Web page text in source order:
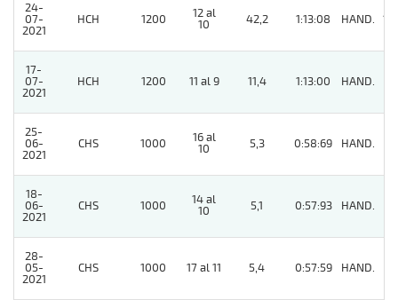
24-
07-
2021
HCH 1200
12 al
10
42,2 1:13:08 HAND. 13
17-
07-
2021
HCH 1200 11 al 9 11,4 1:13:00 HAND.
25-
06-
2021
CHS 1000
16 al
10
5,3 0:58:69 HAND.
18-
06-
2021
CHS 1000
14 al
10
5,1 0:57:93 HAND.
28-
05-
2021
CHS 1000 17 al 11 5,4 0:57:59 HAND.